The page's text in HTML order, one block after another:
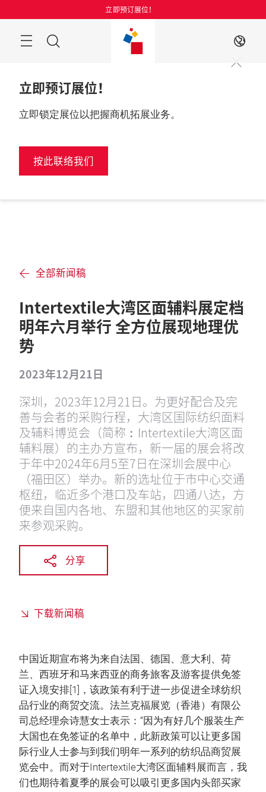
过
立即预订展位！
菜
ZH
立即预订展位！
立即锁定展位以把握商机拓展业务。
按此联络我们
全部新闻稿
Intertextile大湾区面辅料展定档
明年六月举行 全方位展现地理优
势
2023年12月21日
深圳，2023年12月21日。为更好配合及完
善与会者的采购行程，大湾区国际纺织面料
及辅料博览会（简称︰Intertextile大湾区面
辅料展）的主办方宣布，新一届的展会将改
于年中2024年6月5至7日在深圳会展中心
（福田区）举办。新的选址位于市中心交通
枢纽，临近多个港口及车站，四通八达，方
便来自国内各地、东盟和其他地区的买家前
来参观采购。
分享
下载新闻稿
中国近期宣布将为来自法国、德国、意大利、荷
兰、西班牙和马来西亚的商务旅客及游客提供免签
证入境安排[1]，该政策有利于进一步促进全球纺织
品行业的商贸交流。法兰克福展览（香港）有限公
司总经理佘诗慧女士表示：“因为有好几个服装生产
大国也在免签证的名单中，此新政策可以让更多国
际行业人士参与到我们明年一系列的纺织品商贸展
览会中。而对于Intertextile大湾区面辅料展而言，我
们也期待着夏季的展会可以吸引更多国内头部买家